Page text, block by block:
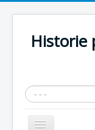
Historie
Vyhledávání...
Přepnout